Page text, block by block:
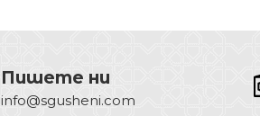
Пишете ни
info@sgusheni.com